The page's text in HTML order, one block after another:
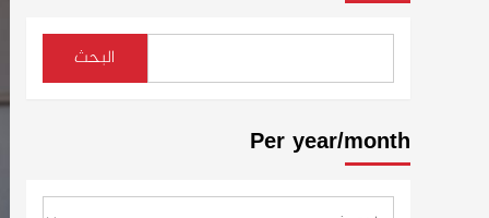
البحث
Per year/month